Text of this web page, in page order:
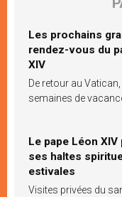
Les prochains
rendez-vous du
XIV
De retour au
semaines de
Le pape Léon
ses haltes
estivales
Visites privées du